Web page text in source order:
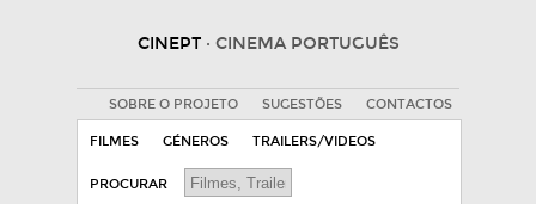
CINEPT · CINEMA PORTUGUÊS
SOBRE O PROJETO SUGESTÕES CONTACTOS
FILMES GÉNEROS TRAILERS/VIDEOS
PROCURAR